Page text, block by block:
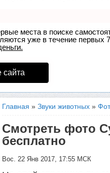
места в поиске
уже в течение первых
сайта
Главная »Звуки животных »
Смотреть фото
бесплатно
Вос. 22 Янв 2017, 17:55 МСК